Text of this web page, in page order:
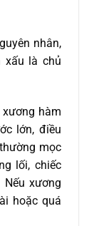
nhân,
xấu là chủ
hàm
lớn, điều
mọc
lối, chiếc
xương
hoặc quá